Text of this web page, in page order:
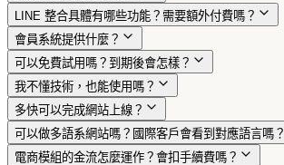
LINE 整合具體有哪些功能？需要額外付費嗎？
會員系統提供什麼？
可以免費試用嗎？到期後會怎樣？
我不懂技術，也能使用嗎？
多快可以完成網站上線？
可以做多語系網站嗎？國際客戶會看到對應語言嗎？
電商模組的金流怎麼運作？會扣手續費嗎？